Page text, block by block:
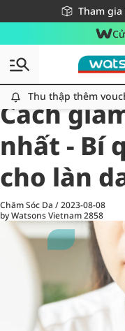
Tham gia
Miễn phí
Giao hàng nhanh
Thu thập thêm
All
Chăm Sóc Cá Nhân
Cách
nhất - Bí
cho làn
Chăm Sóc Da /2023-08-08
by Watsons Vietnam2858